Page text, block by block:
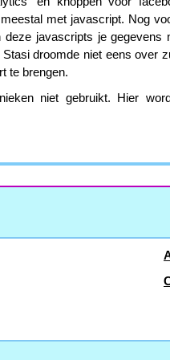
met javascript. Nog
javascripts je gegevens
droomde niet eens over
te brengen.
niet gebruikt. Hier